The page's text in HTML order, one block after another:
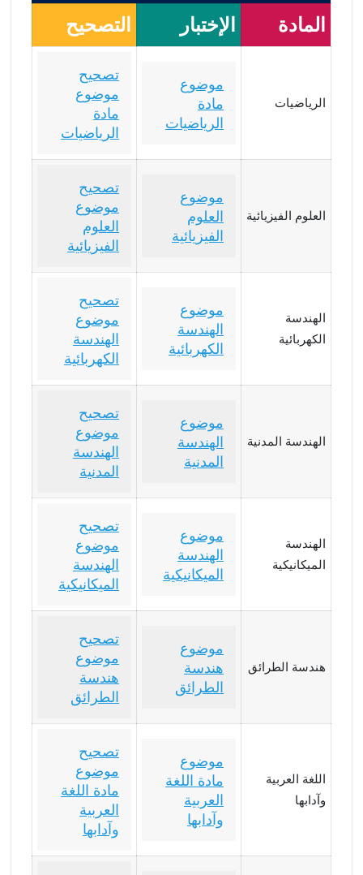
المادة الإختبار التصحيح
الرياضيات
موضوع
مادة
الرياضيات
تصحيح
موضوع
مادة
الرياضيات
العلوم الفيزيائية
موضوع
العلوم
الفيزيائية
تصحيح
موضوع
العلوم
الفيزيائية
الهندسة
الكهربائية
موضوع
الهندسة
الكهربائية
تصحيح
موضوع
الهندسة
الكهربائية
الهندسة المدنية
موضوع
الهندسة
المدنية
تصحيح
موضوع
الهندسة
المدنية
الهندسة
الميكانيكية
موضوع
الهندسة
الميكانيكية
تصحيح
موضوع
الهندسة
الميكانيكية
هندسة الطرائق
موضوع
هندسة
الطرائق
تصحيح
موضوع
هندسة
الطرائق
اللغة العربية
وآدابها
موضوع
مادة اللغة
العربية
وآدابها
تصحيح
موضوع
مادة اللغة
العربية
وآدابها